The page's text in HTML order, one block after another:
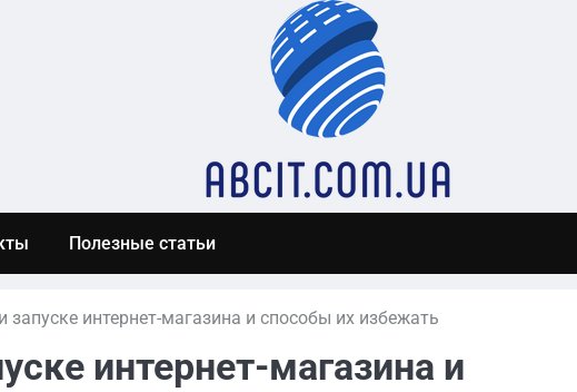
Полезные статьи
запуске интернет-магазина и способы их избежать
интернет-магазина и